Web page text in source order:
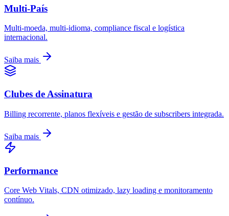
Multi-País
Multi-moeda, multi-idioma, compliance fiscal e logística
internacional.
Saiba mais
Clubes de Assinatura
Billing recorrente, planos flexíveis e gestão de subscribers integrada.
Saiba mais
Performance
Core Web Vitals, CDN otimizado, lazy loading e monitoramento
contínuo.